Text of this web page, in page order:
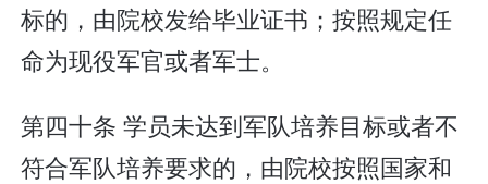
标的，由院校发给毕业证书；按照规定任
命为现役军官或者军士。
第四十条 学员未达到军队培养目标或者不
符合军队培养要求的，由院校按照国家和